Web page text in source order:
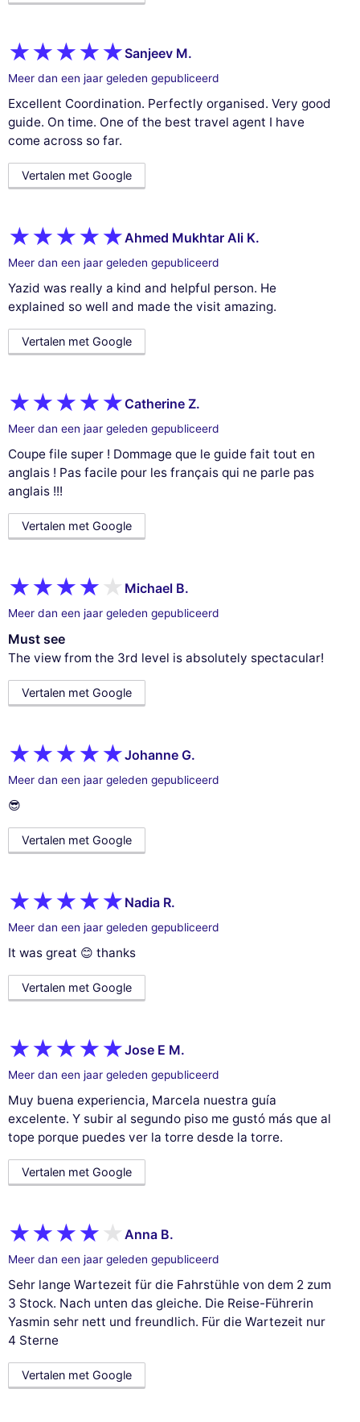
Sanjeev M.
Meer dan een jaar geleden gepubliceerd
Excellent Coordination. Perfectly organised. Very good
guide. On time. One of the best travel agent I have
come across so far.
Vertalen met Google
Ahmed Mukhtar Ali K.
Meer dan een jaar geleden gepubliceerd
Yazid was really a kind and helpful person. He
explained so well and made the visit amazing.
Vertalen met Google
Catherine Z.
Meer dan een jaar geleden gepubliceerd
Coupe file super ! Dommage que le guide fait tout en
anglais ! Pas facile pour les français qui ne parle pas
anglais !!!
Vertalen met Google
Michael B.
Meer dan een jaar geleden gepubliceerd
Must see
The view from the 3rd level is absolutely spectacular!
Vertalen met Google
Johanne G.
Meer dan een jaar geleden gepubliceerd
😎
Vertalen met Google
Nadia R.
Meer dan een jaar geleden gepubliceerd
It was great 😊 thanks
Vertalen met Google
Jose E M.
Meer dan een jaar geleden gepubliceerd
Muy buena experiencia, Marcela nuestra guía
excelente. Y subir al segundo piso me gustó más que al
tope porque puedes ver la torre desde la torre.
Vertalen met Google
Anna B.
Meer dan een jaar geleden gepubliceerd
Sehr lange Wartezeit für die Fahrstühle von dem 2 zum
3 Stock. Nach unten das gleiche. Die Reise-Führerin
Yasmin sehr nett und freundlich. Für die Wartezeit nur
4 Sterne
Vertalen met Google